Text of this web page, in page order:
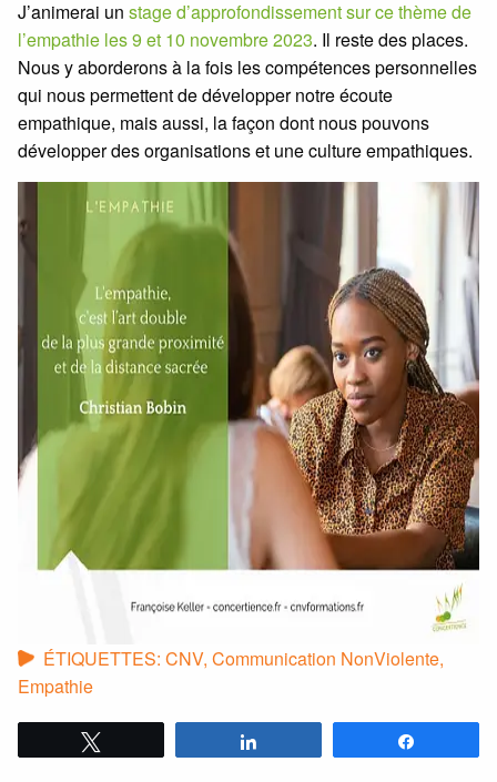
J’animerai un stage d’approfondissement sur ce thème de
l’empathie les 9 et 10 novembre 2023. Il reste des places.
Nous y aborderons à la fois les compétences personnelles
qui nous permettent de développer notre écoute
empathique, mais aussi, la façon dont nous pouvons
développer des organisations et une culture empathiques.
ÉTIQUETTES: CNV, Communication NonViolente,
Empathie